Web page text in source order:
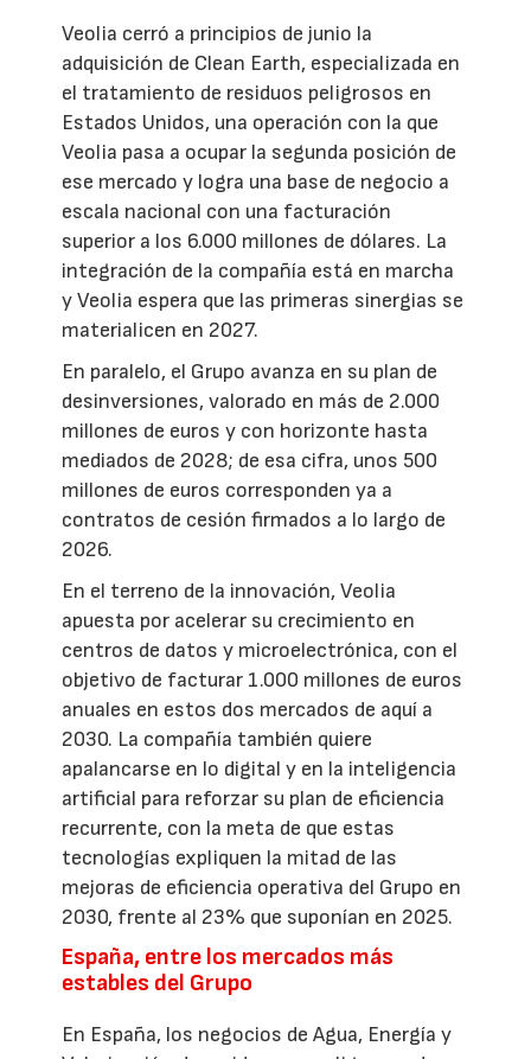
Veolia cerró a principios de junio la
adquisición de Clean Earth, especializada en
el tratamiento de residuos peligrosos en
Estados Unidos, una operación con la que
Veolia pasa a ocupar la segunda posición de
ese mercado y logra una base de negocio a
escala nacional con una facturación
superior a los 6.000 millones de dólares. La
integración de la compañía está en marcha
y Veolia espera que las primeras sinergias se
materialicen en 2027.
En paralelo, el Grupo avanza en su plan de
desinversiones, valorado en más de 2.000
millones de euros y con horizonte hasta
mediados de 2028; de esa cifra, unos 500
millones de euros corresponden ya a
contratos de cesión firmados a lo largo de
2026.
En el terreno de la innovación, Veolia
apuesta por acelerar su crecimiento en
centros de datos y microelectrónica, con el
objetivo de facturar 1.000 millones de euros
anuales en estos dos mercados de aquí a
2030. La compañía también quiere
apalancarse en lo digital y en la inteligencia
artificial para reforzar su plan de eficiencia
recurrente, con la meta de que estas
tecnologías expliquen la mitad de las
mejoras de eficiencia operativa del Grupo en
2030, frente al 23% que suponían en 2025.
España, entre los mercados más
estables del Grupo
En España, los negocios de Agua, Energía y